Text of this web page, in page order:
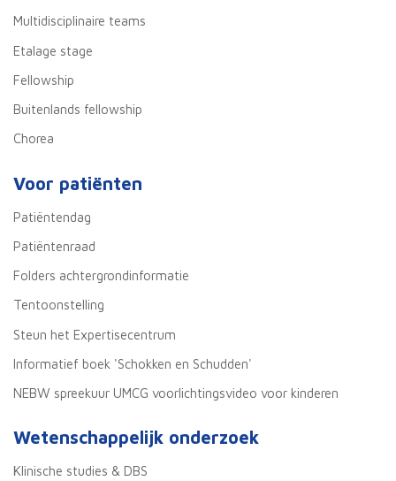
Multidisciplinaire teams
Etalage stage
Fellowship
Buitenlands fellowship
Chorea
Voor patiënten
Patiëntendag
Patiëntenraad
Folders achtergrondinformatie
Tentoonstelling
Steun het Expertisecentrum
Informatief boek 'Schokken en Schudden'
NEBW spreekuur UMCG voorlichtingsvideo voor kinderen
Wetenschappelijk onderzoek
Klinische studies & DBS